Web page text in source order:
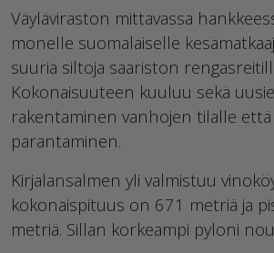
Väyläviraston mittavassa
monelle suomalaiselle
suuria siltoja saariston
Kokonaisuuteen kuuluu sekä
rakentaminen vanhojen tilalle
parantaminen.
Kirjalansalmen yli valmistuu
kokonaispituus on 671 metriä ja
metriä. Sillan korkeampi pyloni